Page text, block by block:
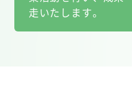
走いたします。